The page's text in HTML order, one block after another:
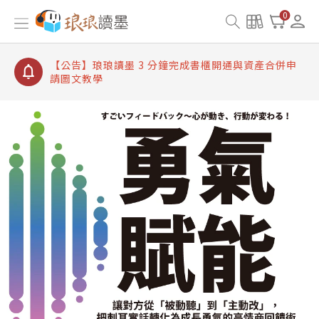
0
【公告】琅琅讀墨書櫃開通常見問題
【公告】琅琅讀墨 3 分鐘完成書櫃開通與資產合併申
【公告】琅琅書店服務升級重要說明及資產合併結果
查詢